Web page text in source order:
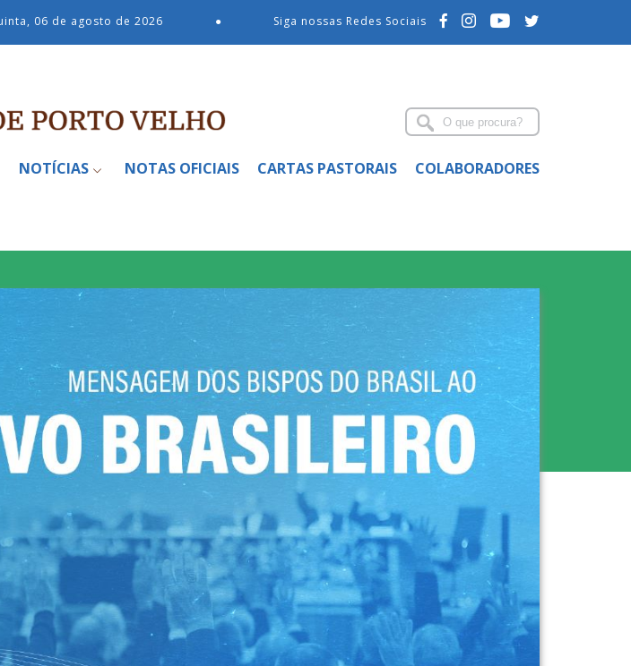
06 de agosto de 2026 ● Siga nossas Redes Sociais
NOTÍCIAS NOTAS OFICIAIS CARTAS PASTORAIS COLABORADORES